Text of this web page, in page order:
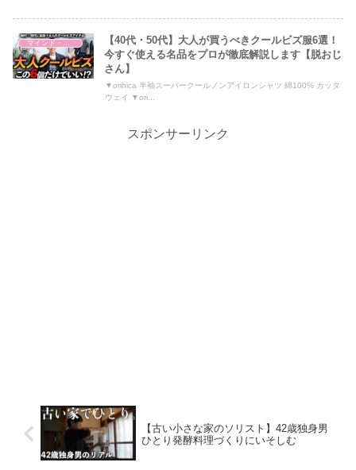
マインド・哲学
【40代・50代】大人が買うべきクールビズ服6選！
今すぐ使える名品をプロが徹底解説します【脱おじ
さん】
▼orihica 半袖スーパークールノンアイロンシャツ 綿100% カッタ
ウェイ ▼ori...
スポンサーリンク
【古い小さな家のソリスト】42歳独身男
ひとり発酵料理づくりにいそしむ